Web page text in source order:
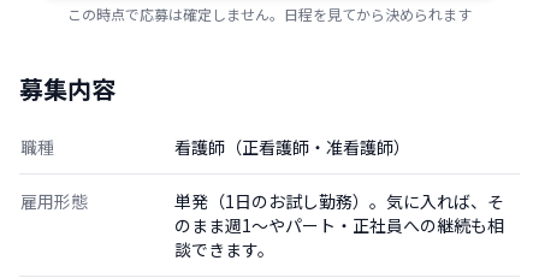
この時点で応募は確定しません。日程を見てから決められます
募集内容
職種 看護師（正看護師・准看護師）
雇用形態
単発（1日のお試し勤務）。気に入れば、そ
のまま週1〜やパート・正社員への継続も相
談できます。